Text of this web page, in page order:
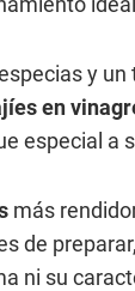
y
en
especial a
más
de
ni su